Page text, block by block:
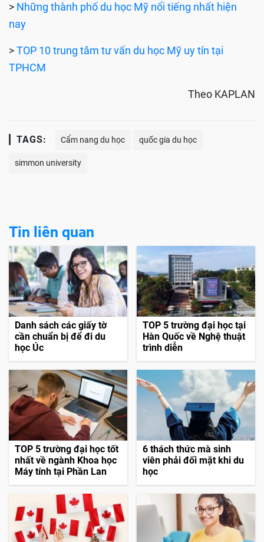
> Những thành phố du học Mỹ nổi tiếng nhất hiện
nay
>TOP 10 trung tâm tư vấn du học Mỹ uy tín tại
TPHCM
Theo KAPLAN
TAGS: Cẩm nang du học quốc gia du học
simmon university
Tin liên quan
Danh sách các giấy tờ
cần chuẩn bị để đi du
học Úc
TOP 5 trường đại học tại
Hàn Quốc về Nghệ thuật
trình diễn
TOP 5 trường đại học tốt
nhất về ngành Khoa học
Máy tính tại Phần Lan
6 thách thức mà sinh
viên phải đối mặt khi du
học